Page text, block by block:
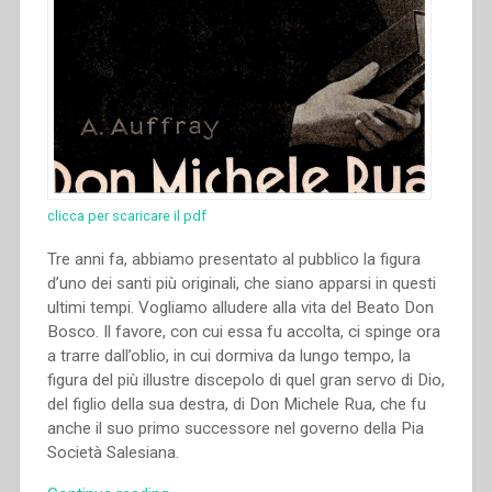
clicca per scaricare il pdf
Tre anni fa, abbiamo presentato al pubblico la figura
d’uno dei santi più originali, che siano apparsi in questi
ultimi tempi. Vogliamo alludere alla vita del Beato Don
Bosco. Il favore, con cui essa fu accolta, ci spinge ora
a trarre dall’oblio, in cui dormiva da lungo tempo, la
figura del più illustre discepolo di quel gran servo di Dio,
del figlio della sua destra, di Don Michele Rua, che fu
anche il suo primo successore nel governo della Pia
Società Salesiana.